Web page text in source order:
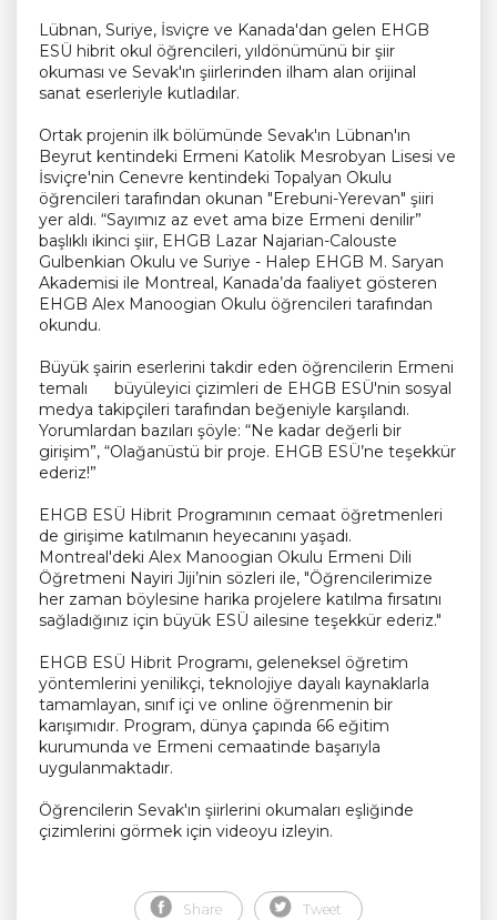
Lübnan, Suriye, İsviçre ve Kanada'dan gelen EHGB
ESÜ hibrit okul öğrencileri, yıldönümünü bir şiir
okuması ve Sevak'ın şiirlerinden ilham alan orijinal
sanat eserleriyle kutladılar.
Ortak projenin ilk bölümünde Sevak'ın Lübnan'ın
Beyrut kentindeki Ermeni Katolik Mesrobyan Lisesi ve
İsviçre'nin Cenevre kentindeki Topalyan Okulu
öğrencileri tarafından okunan "Erebuni-Yerevan" şiiri
yer aldı. “Sayımız az evet ama bize Ermeni denilir”
başlıklı ikinci şiir, EHGB Lazar Najarian-Calouste
Gulbenkian Okulu ve Suriye - Halep EHGB M. Saryan
Akademisi ile Montreal, Kanada’da faaliyet gösteren
EHGB Alex Manoogian Okulu öğrencileri tarafından
okundu.
Büyük şairin eserlerini takdir eden öğrencilerin Ermeni
temalı büyüleyici çizimleri de EHGB ESÜ'nin sosyal
medya takipçileri tarafından beğeniyle karşılandı.
Yorumlardan bazıları şöyle: “Ne kadar değerli bir
girişim”, “Olağanüstü bir proje. EHGB ESÜ’ne teşekkür
ederiz!”
EHGB ESÜ Hibrit Programının cemaat öğretmenleri
de girişime katılmanın heyecanını yaşadı.
Montreal'deki Alex Manoogian Okulu Ermeni Dili
Öğretmeni Nayiri Jiji’nin sözleri ile, "Öğrencilerimize
her zaman böylesine harika projelere katılma fırsatını
sağladığınız için büyük ESÜ ailesine teşekkür ederiz."
EHGB ESÜ Hibrit Programı, geleneksel öğretim
yöntemlerini yenilikçi, teknolojiye dayalı kaynaklarla
tamamlayan, sınıf içi ve online öğrenmenin bir
karışımıdır. Program, dünya çapında 66 eğitim
kurumunda ve Ermeni cemaatinde başarıyla
uygulanmaktadır.
Öğrencilerin Sevak'ın şiirlerini okumaları eşliğinde
çizimlerini görmek için videoyu izleyin.
Share Tweet